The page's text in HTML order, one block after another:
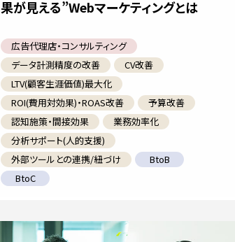
果が見える”Webマーケティングとは
広告代理店・コンサルティング
データ計測精度の改善
CV改善
LTV(顧客生涯価値)最大化
ROI(費用対効果)・ROAS改善
予算改善
認知施策・間接効果
業務効率化
分析サポート(人的支援)
外部ツールとの連携/紐づけ
BtoB
BtoC